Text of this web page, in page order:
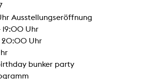
19:00 Uhr Ausstellungseröffnung
19:00 Uhr
20:00 Uhr
Uhr
art's birthday bunker party